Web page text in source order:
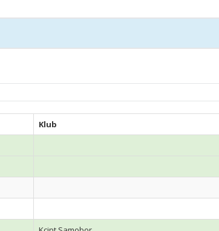
Klub